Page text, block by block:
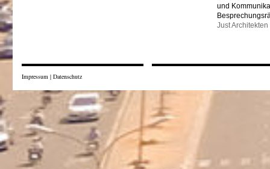
und
Just Architekten
Impressum | Datenschutz